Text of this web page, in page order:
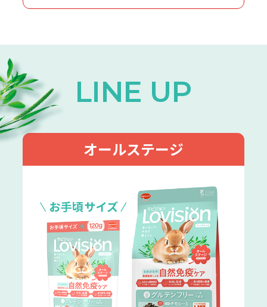
LINE UP
オールステージ